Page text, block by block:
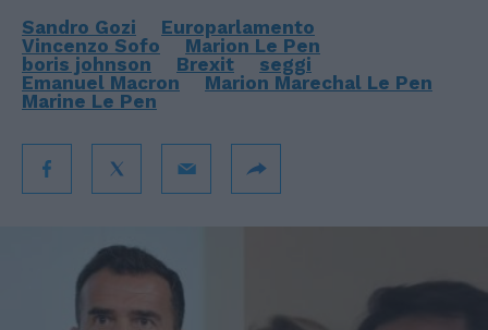
Sandro Gozi
Europarlamento
Vincenzo Sofo
Marion Le Pen
boris johnson
Brexit
seggi
Emanuel Macron
Marion Marechal Le Pen
Marine Le Pen